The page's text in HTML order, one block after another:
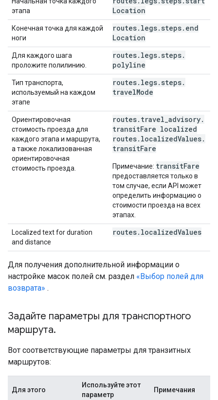
этапа
Location
Конечная точка для каждой
ноги
routes. legs. steps. end
Location
Для каждого шага
проложите полилинию.
routes. legs. steps.
polyline
Тип транспорта,
используемый на каждом
этапе
routes. legs. steps.
travelMode
Ориентировочная
стоимость проезда для
каждого этапа и маршрута,
а также локализованная
ориентировочная
стоимость проезда.
routes. travel advisory.
transitFare localized
routes. localizedValues.
transitFare
Примечание: transitFare
предоставляется только в
том случае, если API может
определить информацию о
стоимости проезда на всех
этапах.
Localized text for duration
and distance
routes. localizedValues
Для получения дополнительной информации о
настройке масок полей см. раздел «Выбор полей для
возврата» .
Задайте параметры для транспортного
маршрута.
Вот соответствующие параметры для транзитных
маршрутов:
Для этого
Используйте этот
параметр
Примечания